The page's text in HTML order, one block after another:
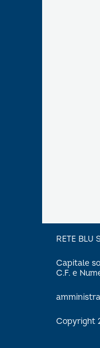
RETE BLU
Capitale
C.F. e
Copyright